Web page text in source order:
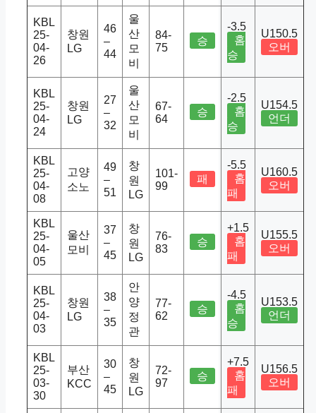
KBL
25-
04-
26
창원
LG
46
–
44
울
산
모
비
84-
75
승
-3.5
홈
승
U150.5
오버
KBL
25-
04-
24
창원
LG
27
–
32
울
산
모
비
67-
64
승
-2.5
홈
승
U154.5
언더
KBL
25-
04-
08
고양
소노
49
–
51
창
원
LG
101-
99
패
-5.5
홈
패
U160.5
오버
KBL
25-
04-
05
울산
모비
37
–
45
창
원
LG
76-
83
승
+1.5
홈
패
U155.5
오버
KBL
25-
04-
03
창원
LG
38
–
35
안
양
정
관
77-
62
승
-4.5
홈
승
U153.5
언더
KBL
25-
03-
30
부산
KCC
30
–
45
창
원
LG
72-
97
승
+7.5
홈
패
U156.5
오버